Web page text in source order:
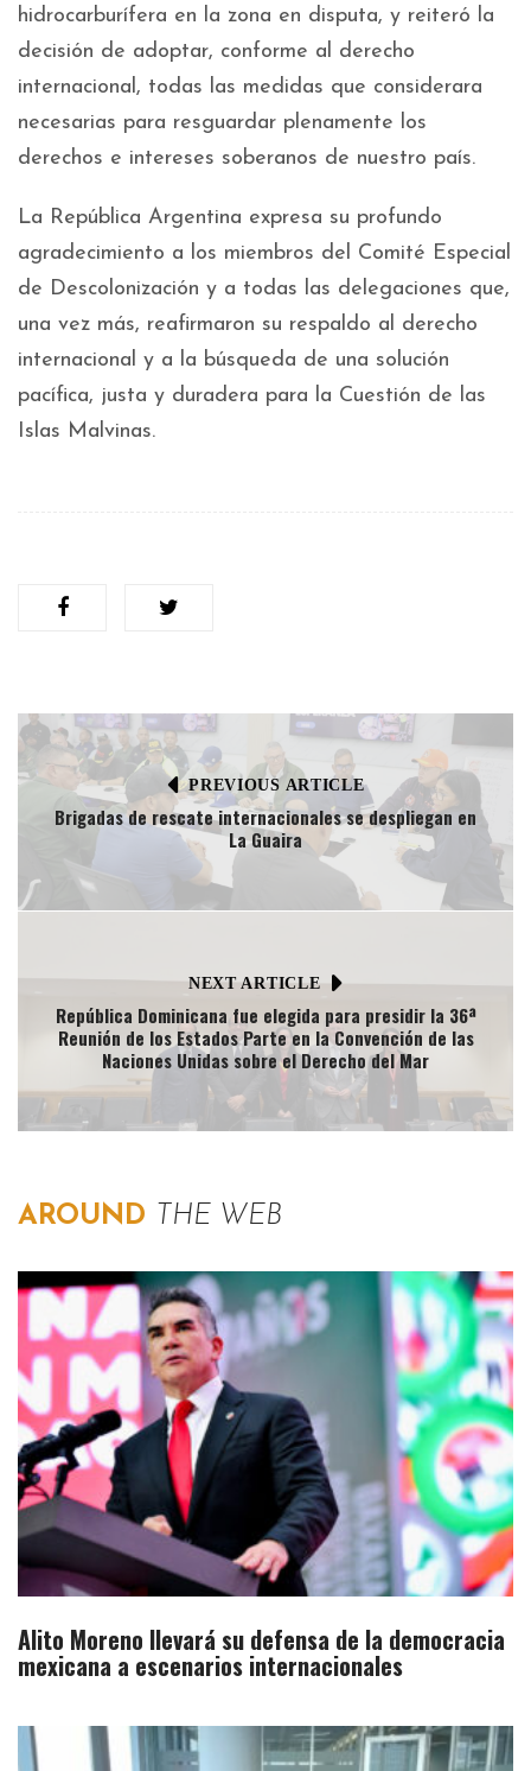
hidrocarburífera en la zona en disputa, y reiteró la
decisión de adoptar, conforme al derecho
internacional, todas las medidas que considerara
necesarias para resguardar plenamente los
derechos e intereses soberanos de nuestro país.
La República Argentina expresa su profundo
agradecimiento a los miembros del Comité Especial
de Descolonización y a todas las delegaciones que,
una vez más, reafirmaron su respaldo al derecho
internacional y a la búsqueda de una solución
pacífica, justa y duradera para la Cuestión de las
Islas Malvinas.
PREVIOUS ARTICLE
Brigadas de rescate internacionales se despliegan en
La Guaira
NEXT ARTICLE
República Dominicana fue elegida para presidir la 36ª
Reunión de los Estados Parte en la Convención de las
Naciones Unidas sobre el Derecho del Mar
AROUND THE WEB
Alito Moreno llevará su defensa de la democracia
mexicana a escenarios internacionales​